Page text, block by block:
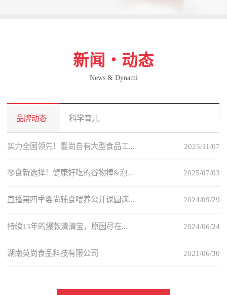
新闻・动态
News & Dynami
品牌动态 科学育儿
2025/11/07
实力全国领先！婴尚自有大型食品工...
2025/07/03
零食新选择！健康好吃的谷物棒&泡...
2024/09/29
直播第四季婴尚辅食喂养公开课圆满...
2024/06/24
持续13年的爆款清清宝，原因尽在...
2021/06/30
湖南英尚食品科技有限公司